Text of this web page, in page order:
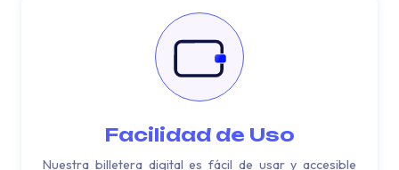
Facilidad de Uso
Nuestra billetera digital es fácil de usar y accesible